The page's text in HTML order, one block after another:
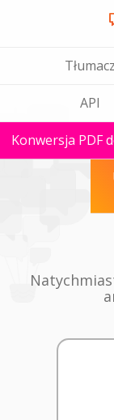
Tłumacz
API
Konwersja PDF